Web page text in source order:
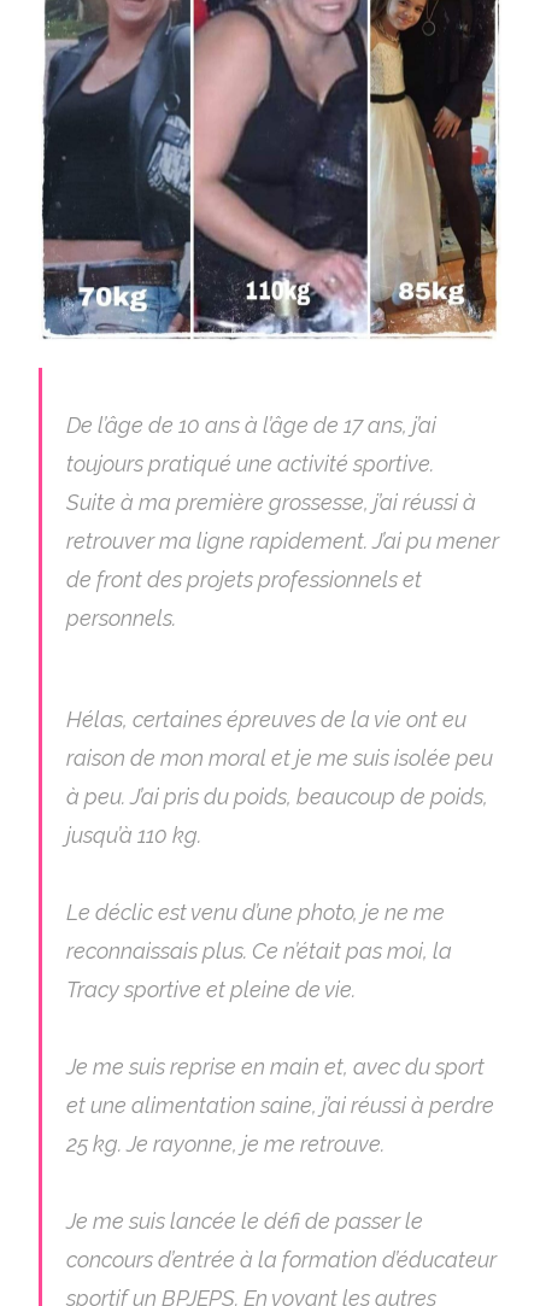
De l’âge de 10 ans à l’âge de 17 ans, j’ai
toujours pratiqué une activité sportive.
Suite à ma première grossesse, j’ai réussi à
retrouver ma ligne rapidement. J’ai pu mener
de front des projets professionnels et
personnels.
Hélas, certaines épreuves de la vie ont eu
raison de mon moral et je me suis isolée peu
à peu. J’ai pris du poids, beaucoup de poids,
jusqu’à 110 kg.
Le déclic est venu d’une photo, je ne me
reconnaissais plus. Ce n’était pas moi, la
Tracy sportive et pleine de vie.
Je me suis reprise en main et, avec du sport
et une alimentation saine, j’ai réussi à perdre
25 kg. Je rayonne, je me retrouve.
Je me suis lancée le défi de passer le
concours d’entrée à la formation d’éducateur
sportif un BPJEPS. En voyant les autres